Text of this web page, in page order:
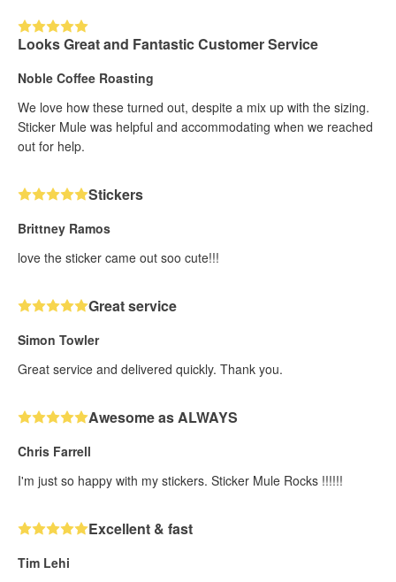
Looks Great and Fantastic Customer Service
Noble Coffee Roasting
We love how these turned out, despite a mix up with the sizing.
Sticker Mule was helpful and accommodating when we reached
out for help.
Stickers
Brittney Ramos
love the sticker came out soo cute!!!
Great service
Simon Towler
Great service and delivered quickly. Thank you.
Awesome as ALWAYS
Chris Farrell
I'm just so happy with my stickers. Sticker Mule Rocks !!!!!!
Excellent & fast
Tim Lehi